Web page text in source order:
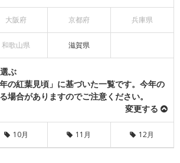
大阪府 京都府 兵庫県
和歌山県 滋賀県
ぶ
の紅葉見頃」に基づいた一覧です。今年の
場合がありますのでご注意ください。
変更する
10月 11月 12月